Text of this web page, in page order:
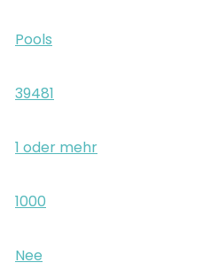
‎Pools
‎39481
‎1 oder mehr
‎1000
‎Nee